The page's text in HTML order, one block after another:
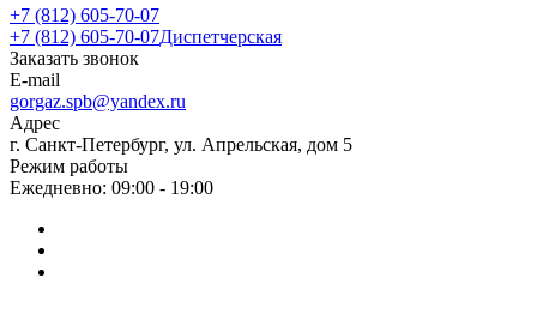
+7 (812) 605-70-07
+7 (812) 605-70-07Диспетчерская
Заказать звонок
E-mail
gorgaz.spb@yandex.ru
Адрес
г. Санкт-Петербург, ул. Апрельская, дом 5
Режим работы
Ежедневно: 09:00 - 19:00